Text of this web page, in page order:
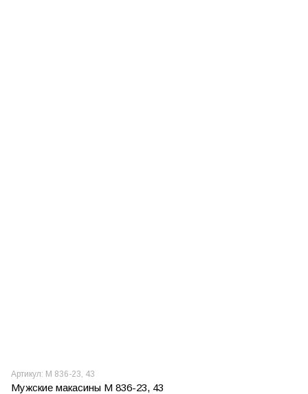
Артикул: М 836-23, 43
Мужские макасины М 836-23, 43